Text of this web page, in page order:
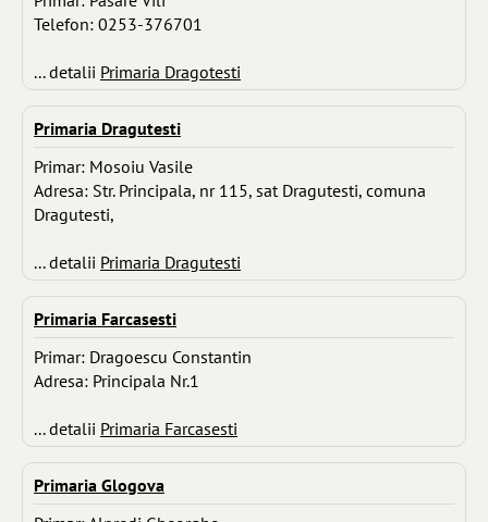
Telefon: 0253-376701
... detalii Primaria Dragotesti
Primaria Dragutesti
Primar: Mosoiu Vasile
Adresa: Str. Principala, nr 115, sat Dragutesti, comuna
Dragutesti,
... detalii Primaria Dragutesti
Primaria Farcasesti
Primar: Dragoescu Constantin
Adresa: Principala Nr.1
... detalii Primaria Farcasesti
Primaria Glogova